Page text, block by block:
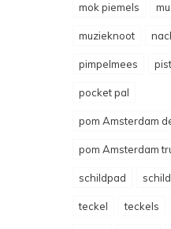
mok piemels
muzieknoot
pimpelmees
pocket pal
pom Amsterdam
pom Amsterdam
schildpad
teckel teckels